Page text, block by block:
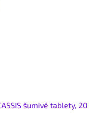
šumivé tablety, 20